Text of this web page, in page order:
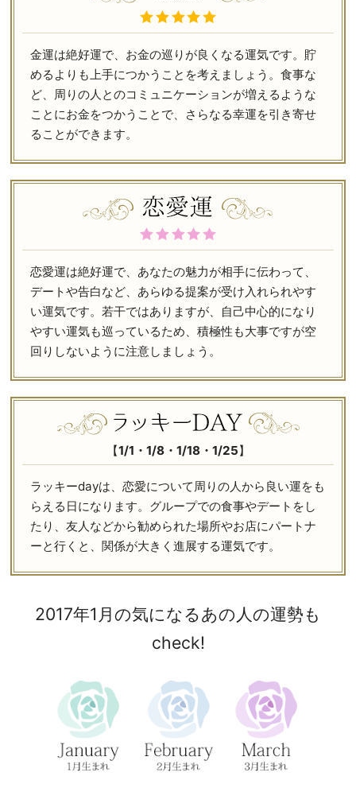
金運は絶好運で、お金の巡りが良くなる運気です。貯
めるよりも上手につかうことを考えましょう。食事な
ど、周りの人とのコミュニケーションが増えるような
ことにお金をつかうことで、さらなる幸運を引き寄せ
ることができます。
恋愛運は絶好運で、あなたの魅力が相手に伝わって、
デートや告白など、あらゆる提案が受け入れられやす
い運気です。若干ではありますが、自己中心的になり
やすい運気も巡っているため、積極性も大事ですが空
回りしないように注意しましょう。
【1/1・1/8・1/18・1/25】
ラッキーdayは、恋愛について周りの人から良い運をも
らえる日になります。グループでの食事やデートをし
たり、友人などから勧められた場所やお店にパートナ
ーと行くと、関係が大きく進展する運気です。
2017年1月の気になるあの人の運勢も
check!